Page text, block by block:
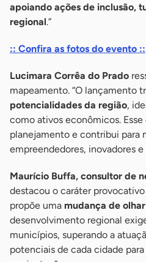
apoiando ações de inclusão,
regional.”
:: Confira as fotos do evento ::
Lucimara Corrêa do Prado
mapeamento. “O lançamento
potencialidades da região,
como ativos econômicos.
planejamento e contribui para
empreendedores, inovadores e
Maurício Buffa, consultor de
destacou o caráter
propõe uma mudança de
desenvolvimento regional
municípios, superando a
potenciais de cada cidade